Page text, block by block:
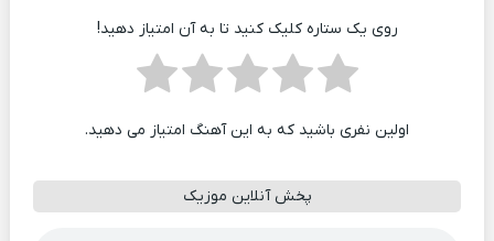
روی یک ستاره کلیک کنید تا به آن امتیاز دهید!
اولین نفری باشید که به این آهنگ امتیاز می دهید.
پخش آنلاین موزیک